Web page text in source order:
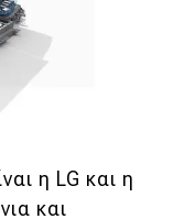
η LG και η
και